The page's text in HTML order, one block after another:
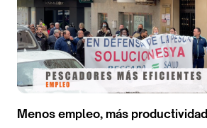
Menos empleo, más productividad